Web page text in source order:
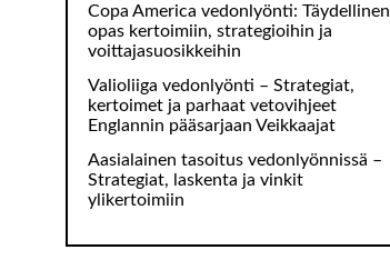
Copa America vedonlyönti: Täydellinen
opas kertoimiin, strategioihin ja
voittajasuosikkeihin
Valioliiga vedonlyönti – Strategiat,
kertoimet ja parhaat vetovihjeet
Englannin pääsarjaan Veikkaajat
Aasialainen tasoitus vedonlyönnissä –
Strategiat, laskenta ja vinkit
ylikertoimiin